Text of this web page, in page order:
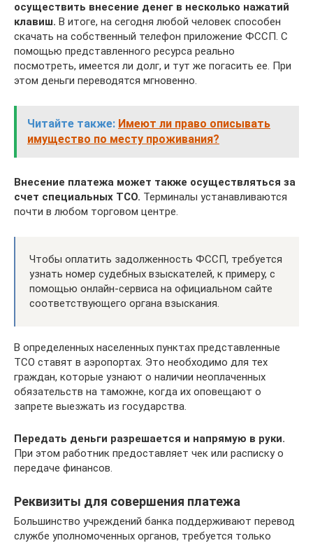
осуществить внесение денег в несколько нажатий
клавиш. В итоге, на сегодня любой человек способен
скачать на собственный телефон приложение ФССП. С
помощью представленного ресурса реально
посмотреть, имеется ли долг, и тут же погасить ее. При
этом деньги переводятся мгновенно.
Читайте также: Имеют ли право описывать
имущество по месту проживания?
Внесение платежа может также осуществляться за
счет специальных ТСО. Терминалы устанавливаются
почти в любом торговом центре.
Чтобы оплатить задолженность ФССП, требуется
узнать номер судебных взыскателей, к примеру, с
помощью онлайн-сервиса на официальном сайте
соответствующего органа взыскания.
В определенных населенных пунктах представленные
ТСО ставят в аэропортах. Это необходимо для тех
граждан, которые узнают о наличии неоплаченных
обязательств на таможне, когда их оповещают о
запрете выезжать из государства.
Передать деньги разрешается и напрямую в руки.
При этом работник предоставляет чек или расписку о
передаче финансов.
Реквизиты для совершения платежа
Большинство учреждений банка поддерживают перевод
службе уполномоченных органов, требуется только